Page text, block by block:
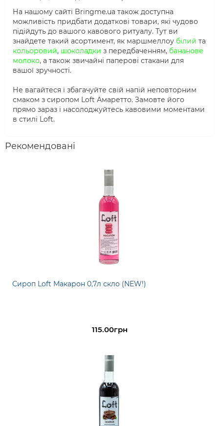
На нашому сайті Bringme.ua також доступна
можливість придбати додаткові товари, які чудово
підійдуть до вашого кавового ритуалу. Тут ви
знайдете такий асортимент, як маршмеллоу білий та
кольоровий, шоколадки з передбаченням, бананове
молоко, а також звичайні паперові стакани для
вашої зручності.
Не вагайтеся і збагачуйте свій напій неповторним
смаком з сиропом Loft Амаретто. Замовте його
прямо зараз і насолоджуйтесь кавовими моментами
в стилі Loft.
Рекомендовані
Сироп Loft Макарон 0,7л скло (NEW!)
115.00грн